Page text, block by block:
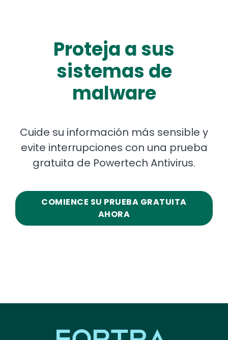
Proteja a sus
sistemas de
malware
Cuide su información más sensible y
evite interrupciones con una prueba
gratuita de Powertech Antivirus.
COMIENCE SU PRUEBA GRATUITA
AHORA